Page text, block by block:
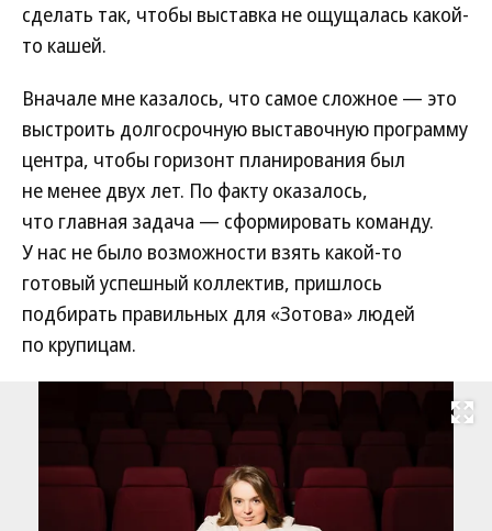
сделать так, чтобы выставка не ощущалась какой-
то кашей.
Вначале мне казалось, что самое сложное — это
выстроить долгосрочную выставочную программу
центра, чтобы горизонт планирования был
не менее двух лет. По факту оказалось,
что главная задача — сформировать команду.
У нас не было возможности взять какой-то
готовый успешный коллектив, пришлось
подбирать правильных для «Зотова» людей
по крупицам.
Развернуть